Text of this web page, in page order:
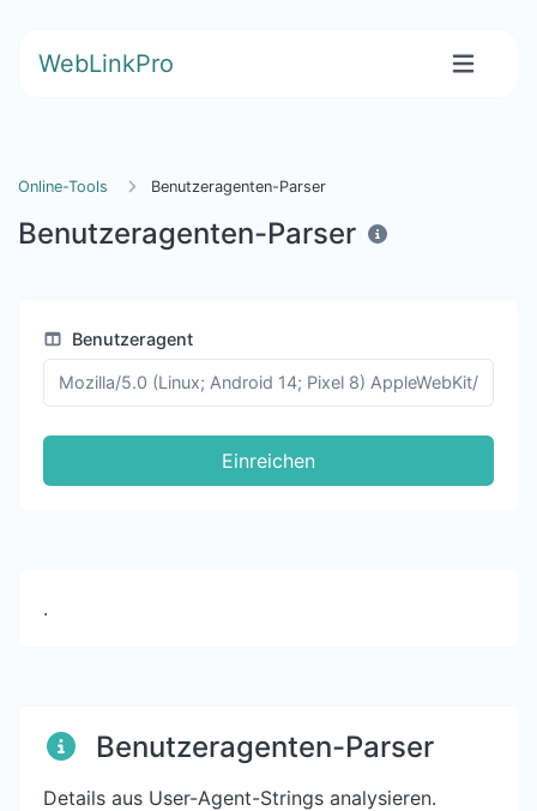
WebLinkPro
Online-Tools Benutzeragenten-Parser
Benutzeragenten-Parser
Benutzeragent
Einreichen
.
Benutzeragenten-Parser
Details aus User-Agent-Strings analysieren.